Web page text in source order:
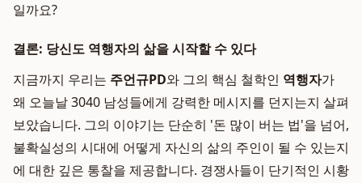
일까요?
결론: 당신도 역행자의 삶을 시작할 수 있다
지금까지 우리는 주언규PD와 그의 핵심 철학인 역행자가
왜 오늘날 3040 남성들에게 강력한 메시지를 던지는지 살펴
보았습니다. 그의 이야기는 단순히 '돈 많이 버는 법'을 넘어,
불확실성의 시대에 어떻게 자신의 삶의 주인이 될 수 있는지
에 대한 깊은 통찰을 제공합니다. 경쟁사들이 단기적인 시황